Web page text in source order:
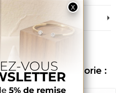
la même catégorie :